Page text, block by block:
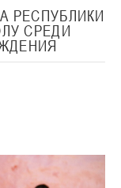
РЕСПУБЛИКИ
СРЕДИ
2007 гг.р.)